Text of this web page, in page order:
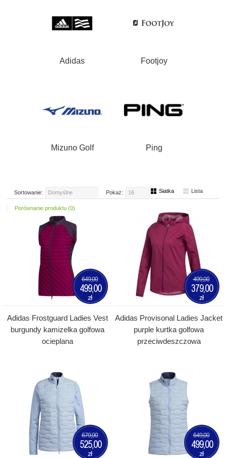
Adidas Footjoy
Mizuno Golf Ping
Sortowanie: Domyślne Pokaż: 16 Siatka Lista
Porównanie produktu (0)
Adidas Frostguard Ladies Vest
burgundy kamizelka golfowa
ocieplana
649,00
499,00
zł
Adidas Provisonal Ladies Jacket
purple kurtka golfowa
przeciwdeszczowa
499,00
379,00
zł
679,00
525,00
zł
649,00
499,00
zł